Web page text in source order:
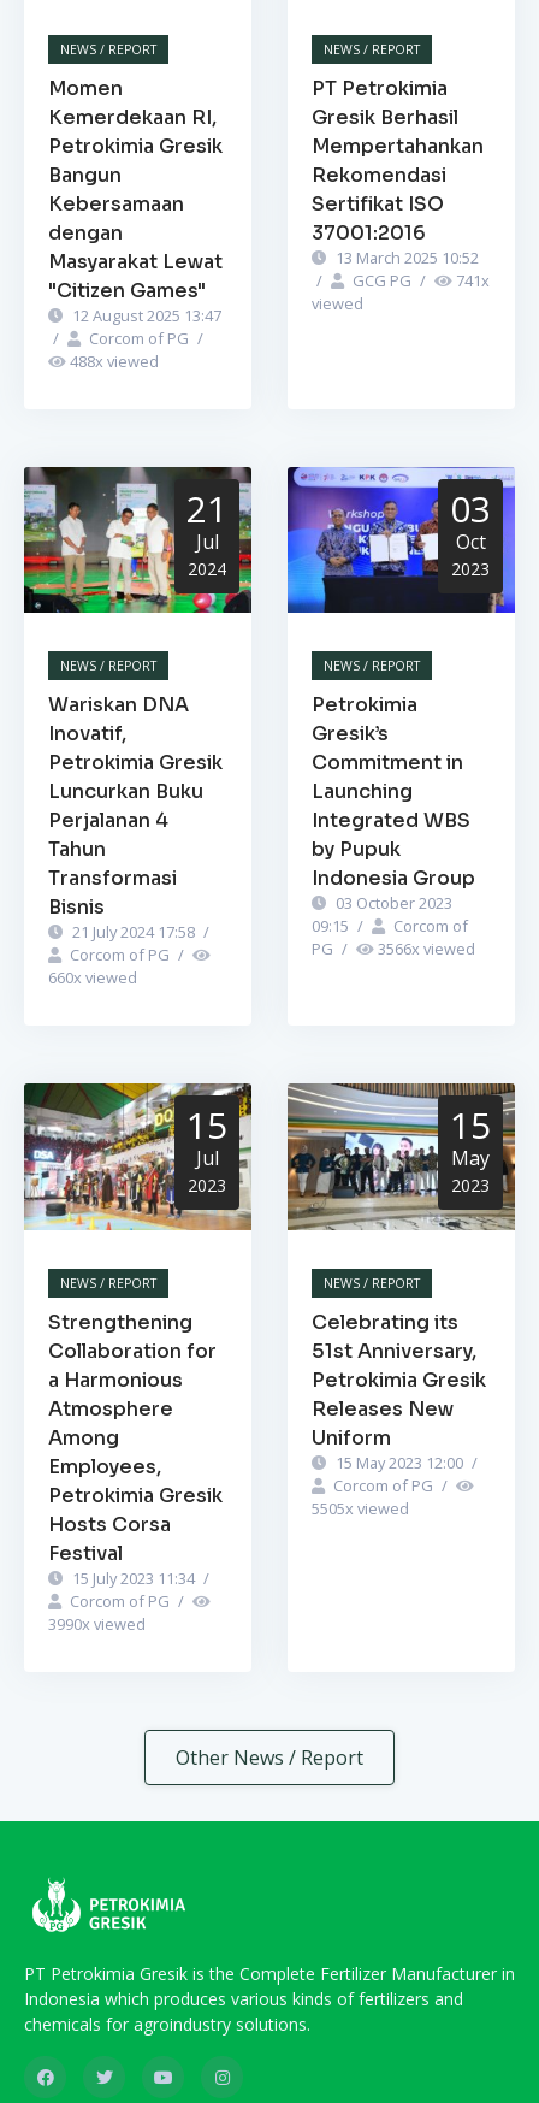
NEWS / REPORT
Momen
Kemerdekaan RI,
Petrokimia Gresik
Bangun
Kebersamaan
dengan
Masyarakat Lewat
"Citizen Games"
12 August 2025 13:47
/
Corcom of PG /
488x viewed
NEWS / REPORT
PT Petrokimia
Gresik Berhasil
Mempertahankan
Rekomendasi
Sertifikat ISO
37001:2016
13 March 2025 10:52
/
GCG PG / 741x
viewed
21
Jul
2024
NEWS / REPORT
Wariskan DNA
Inovatif,
Petrokimia Gresik
Luncurkan Buku
Perjalanan 4
Tahun
Transformasi
Bisnis
21 July 2024 17:58 /
Corcom of PG /
660x viewed
03
Oct
2023
NEWS / REPORT
Petrokimia
Gresik’s
Commitment in
Launching
Integrated WBS
by Pupuk
Indonesia Group
03 October 2023
09:15 /
Corcom of
PG / 3566x viewed
15
Jul
2023
NEWS / REPORT
Strengthening
Collaboration for
a Harmonious
Atmosphere
Among
Employees,
Petrokimia Gresik
Hosts Corsa
Festival
15 July 2023 11:34 /
Corcom of PG /
3990x viewed
15
May
2023
NEWS / REPORT
Celebrating its
51st Anniversary,
Petrokimia Gresik
Releases New
Uniform
15 May 2023 12:00 /
Corcom of PG /
5505x viewed
Other News / Report
PT Petrokimia Gresik is the Complete Fertilizer Manufacturer in
Indonesia which produces various kinds of fertilizers and
chemicals for agroindustry solutions.